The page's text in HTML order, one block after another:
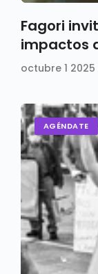
Fagori
impactos
en
octubre 1 2025
AGÉNDATE